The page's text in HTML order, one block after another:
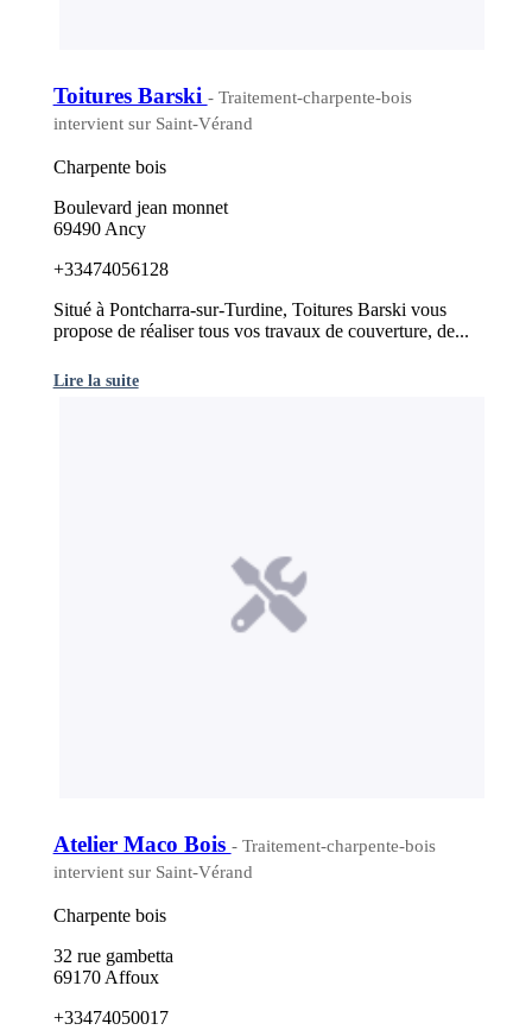
Toitures Barski - Traitement-charpente-bois
intervient sur Saint-Vérand
Charpente bois
Boulevard jean monnet
69490 Ancy
+33474056128
Situé à Pontcharra-sur-Turdine, Toitures Barski vous
propose de réaliser tous vos travaux de couverture, de...
Lire la suite
Atelier Maco Bois - Traitement-charpente-bois
intervient sur Saint-Vérand
Charpente bois
32 rue gambetta
69170 Affoux
+33474050017